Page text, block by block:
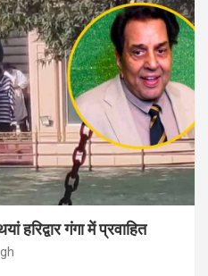
हरिद्वार गंगा में प्रवाहित